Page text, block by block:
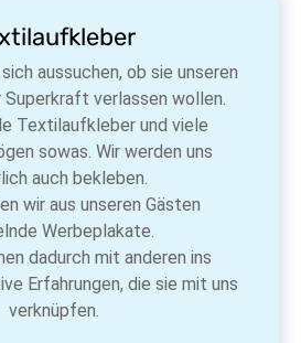
aussuchen, ob sie unseren
verlassen wollen.
Textilaufkleber und viele
sowas. Wir werden uns
auch bekleben.
wir aus unseren Gästen
Werbeplakate.
dadurch mit anderen ins
Erfahrungen, die sie mit uns
verknüpfen.